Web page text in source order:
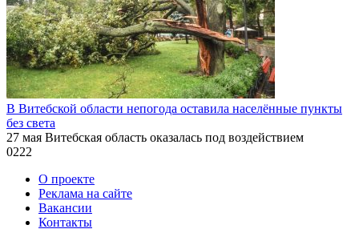
В Витебской области непогода оставила населённые пункты
без света
27 мая Витебская область оказалась под воздействием
0222
О проекте
Реклама на сайте
Вакансии
Контакты